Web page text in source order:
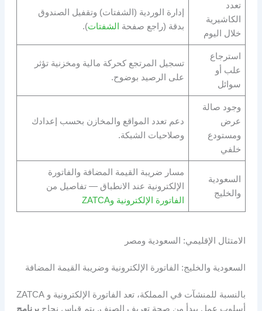
تعدد
الكاشيرية
خلال اليوم
إدارة الوردية (الشفتات) وتقفيل الصندوق
بدقة (راجع صفحة
الشفتات).
استرجاع
علب أو
سوائل
تسجيل المرتجع كحركة مالية ومخزنية تؤثر
على الرصيد بوضوح.
وجود صالة
عرض
ومستودع
خلفي
دعم تعدد المواقع والمخازن بحسب إعدادك
وصلاحيات الشبكة.
السعودية
والخليج
مسار ضريبة القيمة المضافة والفاتورة
الإلكترونية عند الانطباق — تفاصيل من
الفاتورة الإلكترونية وZATCA
الامتثال الإقليمي: السعودية ومصر
السعودية والخليج: الفاتورة الإلكترونية وضريبة القيمة المضافة
بالنسبة للمنشآت في المملكة، تعد الفاتورة الإلكترونية و ZATCA
أسلوب عمل يبدأ من صحة تعريف الصنف. يتم قياس نجاح برنامج